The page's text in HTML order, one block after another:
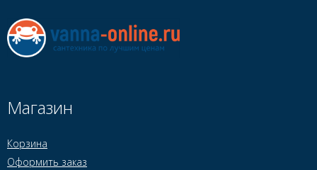
Магазин
Корзина
Оформить заказ